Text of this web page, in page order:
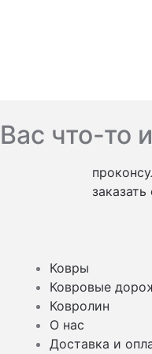
Вас что-то
Ковры
Ковровые
Ковролин
О нас
Доставка и